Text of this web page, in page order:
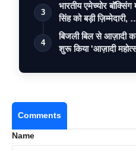
3
भारतीय एमेच्योर
सिंह को बड़ी ज़िम्मेदारी,
4
बिजली बिल से
शुरू किया 'आज़ादी
Comments
Name